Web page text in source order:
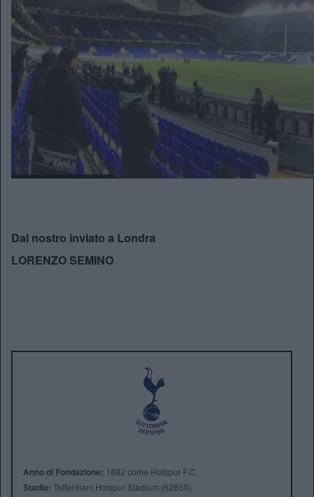
Dal nostro inviato a Londra
LORENZO SEMINO
Anno di Fondazione: 1882 come Hotspur F.C.
Stadio: Tottenham Hotspur Stadium (62850)